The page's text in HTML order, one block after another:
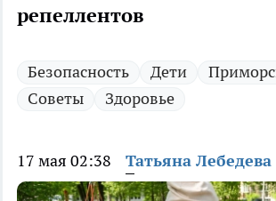
репеллентов
Безопасность Дети
Советы
Здоровье
17 мая 02:38 Татьяна Лебедева